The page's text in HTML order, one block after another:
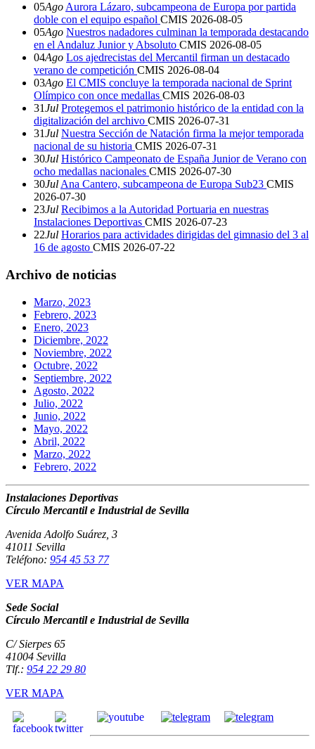
05Ago Aurora Lázaro, subcampeona de Europa por partida
doble con el equipo español CMIS 2026-08-05
05Ago Nuestros nadadores culminan la temporada destacando
en el Andaluz Junior y Absoluto CMIS 2026-08-05
04Ago Los ajedrecistas del Mercantil firman un destacado
verano de competición CMIS 2026-08-04
03Ago El CMIS concluye la temporada nacional de Sprint
Olímpico con once medallas CMIS 2026-08-03
31Jul Protegemos el patrimonio histórico de la entidad con la
digitalización del archivo CMIS 2026-07-31
31Jul Nuestra Sección de Natación firma la mejor temporada
nacional de su historia CMIS 2026-07-31
30Jul Histórico Campeonato de España Junior de Verano con
ocho medallas nacionales CMIS 2026-07-30
30Jul Ana Cantero, subcampeona de Europa Sub23 CMIS
2026-07-30
23Jul Recibimos a la Autoridad Portuaria en nuestras
Instalaciones Deportivas CMIS 2026-07-23
22Jul Horarios para actividades dirigidas del gimnasio del 3 al
16 de agosto CMIS 2026-07-22
Archivo de noticias
Marzo, 2023
Febrero, 2023
Enero, 2023
Diciembre, 2022
Noviembre, 2022
Octubre, 2022
Septiembre, 2022
Agosto, 2022
Julio, 2022
Junio, 2022
Mayo, 2022
Abril, 2022
Marzo, 2022
Febrero, 2022
Instalaciones Deportivas
Círculo Mercantil e Industrial de Sevilla
Avenida Adolfo Suárez, 3
41011 Sevilla
Teléfono: 954 45 53 77
VER MAPA
Sede Social
Círculo Mercantil e Industrial de Sevilla
C/ Sierpes 65
41004 Sevilla
Tlf.: 954 22 29 80
VER MAPA